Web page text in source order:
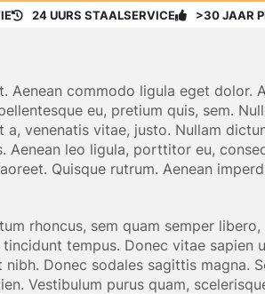
24 UURS STAALSERVICE >30 JAAR
commodo ligula eget dolor.
eu, pretium quis, sem.
venenatis vitae, justo. Nullam
Aenean leo ligula, porttitor eu,
Quisque rutrum. Aenean
rhoncus, sem quam semper
tempus. Donec vitae
Donec sodales sagittis magna.
Vestibulum purus quam,